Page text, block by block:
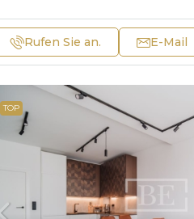
Rufen Sie an. E-Mail
TOP